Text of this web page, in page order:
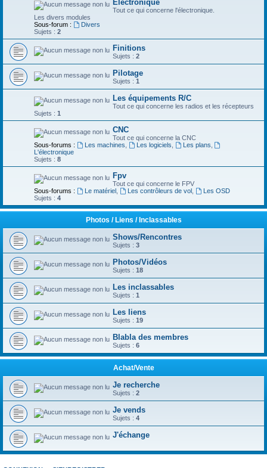
Electronique
Tout ce qui concerne l'électronique.
Les divers modules
Sous-forum :
Divers
Sujets : 2
Finitions
Sujets : 2
Pilotage
Sujets : 1
Les équipements R/C
Tout ce qui concerne les radios et les récepteurs
Sujets : 1
CNC
Tout ce qui concerne la CNC
Sous-forums :
Les machines Les logiciels Les plans
L'électronique
Sujets : 8
Fpv
Tout ce qui concerne le FPV
Sous-forums :
Le matériel, Les contrôleurs de vol,
Les OSD
Sujets : 4
Photos / Liens / Inclassables
Shows/Rencontres
Sujets : 3
Photos/Vidéos
Sujets : 18
Les inclassables
Sujets : 1
Les liens
Sujets : 19
Blabla des membres
Sujets : 6
Achat/Vente
Je recherche
Sujets : 2
Je vends
Sujets : 4
J'échange